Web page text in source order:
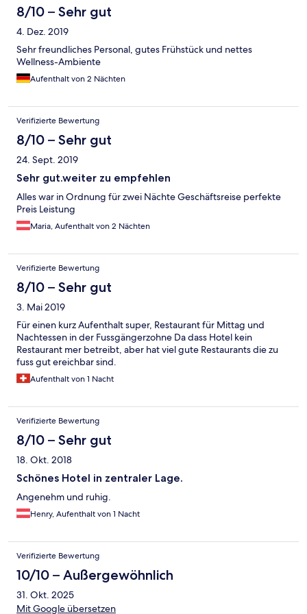
8/10 – Sehr gut
4. Dez. 2019
Sehr freundliches Personal, gutes Frühstück und nettes
Wellness-Ambiente
Aufenthalt von 2 Nächten
Verifizierte Bewertung
8/10 – Sehr gut
24. Sept. 2019
Sehr gut.weiter zu empfehlen
Alles war in Ordnung für zwei Nächte Geschäftsreise perfekte
Preis Leistung
Maria, Aufenthalt von 2 Nächten
Verifizierte Bewertung
8/10 – Sehr gut
3. Mai 2019
Für einen kurz Aufenthalt super, Restaurant für Mittag und
Nachtessen in der Fussgängerzohne Da dass Hotel kein
Restaurant mer betreibt, aber hat viel gute Restaurants die zu
fuss gut ereichbar sind.
Aufenthalt von 1 Nacht
Verifizierte Bewertung
8/10 – Sehr gut
18. Okt. 2018
Schönes Hotel in zentraler Lage.
Angenehm und ruhig.
Henry, Aufenthalt von 1 Nacht
Verifizierte Bewertung
10/10 – Außergewöhnlich
31. Okt. 2025
Mit Google übersetzen